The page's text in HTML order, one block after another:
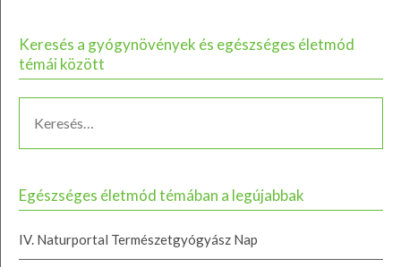
Keresés a gyógynövények és egészséges életmód
témái között
Egészséges életmód témában a legújabbak
IV. Naturportal Természetgyógyász Nap